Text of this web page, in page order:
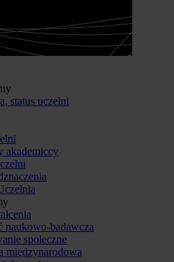
status uczelni
akademiccy
naukowo-badawcza
społeczne
międzynarodowa